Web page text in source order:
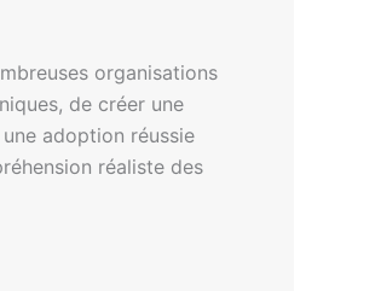
organisations
de créer une
adoption réussie
réaliste des